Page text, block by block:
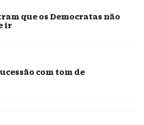
que os Democratas não
ir
com tom de